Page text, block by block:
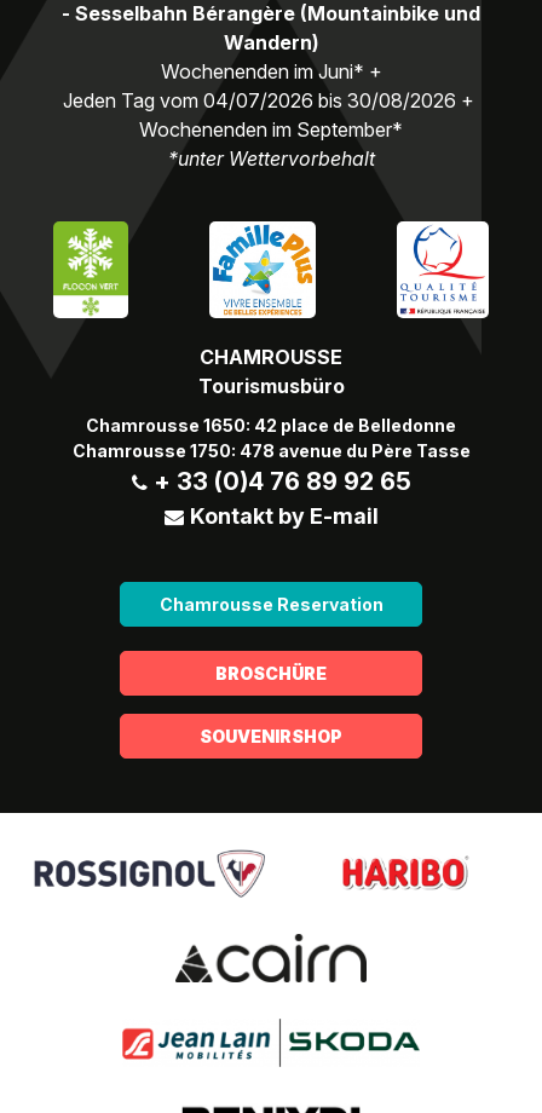
CHAMROUSSE
Tourismusbüro
Chamrousse 1650: 42 place de Belledonne
Chamrousse 1750: 478 avenue du Père Tasse
+ 33 (0)4 76 89 92 65
Kontakt by E-mail
Chamrousse Reservation
- Sesselbahn Bérangère (Mountainbike und
Wandern)
Wochenenden im Juni* +
Jeden Tag vom 04/07/2026 bis 30/08/2026 +
Wochenenden im September*
*unter Wettervorbehalt
BROSCHÜRE
SOUVENIRSHOP